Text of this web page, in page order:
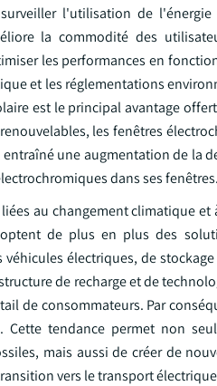
l'utilisation de
la commodité des
les performances en
et les réglementations
est le principal avantage
les fenêtres
entraîné une augmentation de
dans ses fenêtres.
au changement climatique
de plus en plus des
électriques, de
de recharge et de
de consommateurs. Par
Cette tendance permet non
mais aussi de créer de
vers le transport